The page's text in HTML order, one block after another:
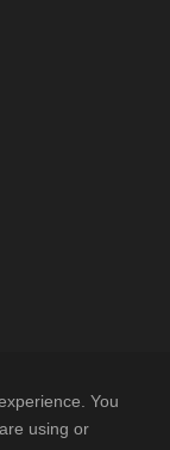
You
using or